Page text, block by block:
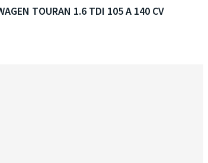
TOURAN 1.6 TDI 105 A 140 CV